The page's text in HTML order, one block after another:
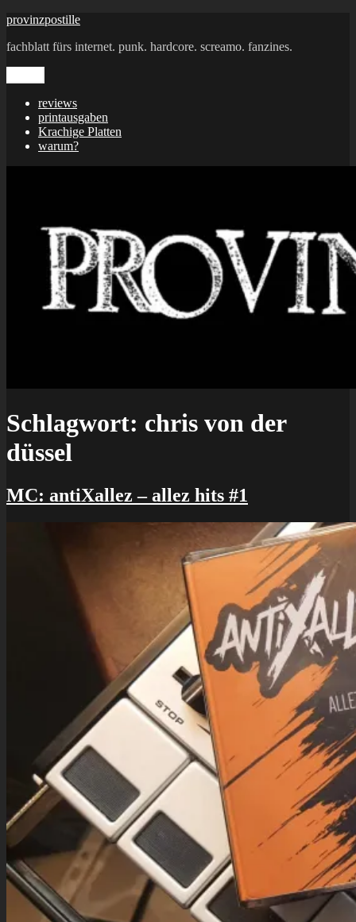
Zum
springen
provinzpostille
fachblatt fürs internet. punk. hardcore. screamo. fanzines.
reviews
printausgaben
Krachige Platten
warum?
Schlagwort: chris von der
düssel
MC: antiXallez – allez hits #1